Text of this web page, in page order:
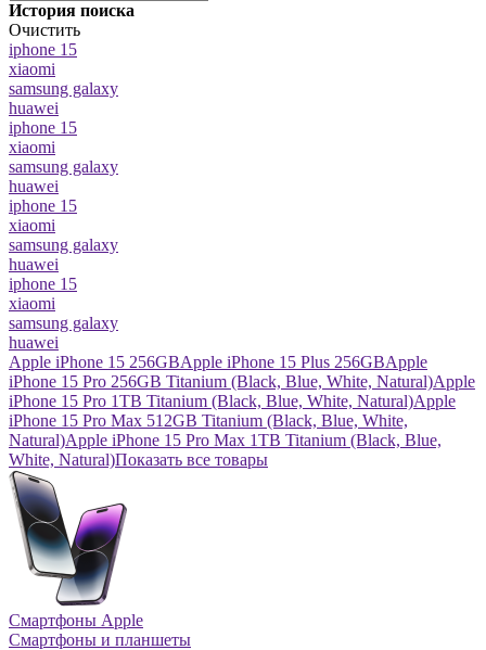
История поиска
Очистить
iphone 15
xiaomi
samsung galaxy
huawei
iphone 15
xiaomi
samsung galaxy
huawei
iphone 15
xiaomi
samsung galaxy
huawei
iphone 15
xiaomi
samsung galaxy
huawei
Apple iPhone 15 256GBApple iPhone 15 Plus 256GBApple
iPhone 15 Pro 256GB Titanium (Black, Blue, White, Natural)Apple
iPhone 15 Pro 1TB Titanium (Black, Blue, White, Natural)Apple
iPhone 15 Pro Max 512GB Titanium (Black, Blue, White,
Natural)Apple iPhone 15 Pro Max 1TB Titanium (Black, Blue,
White, Natural)Показать все товары
Смартфоны Apple
Смартфоны и планшеты